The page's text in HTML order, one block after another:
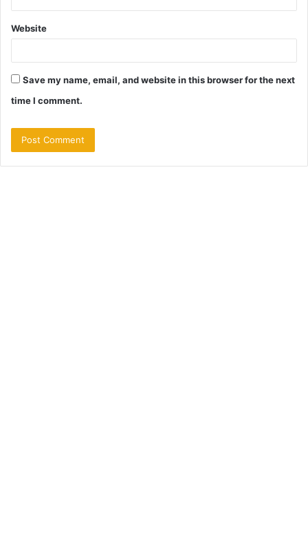
Website
Save my name, email, and website in this browser for the next
time I comment.